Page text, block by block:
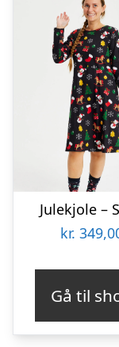
Julekjole –
kr.
Gå til